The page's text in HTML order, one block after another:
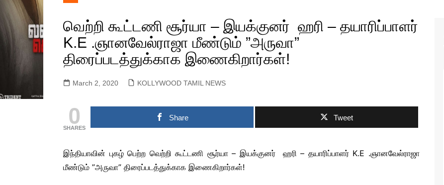
NEWS
KOLLYWOOD ENGLISH
NEWS
SANDALWOOD KANNADA
MOVIE NEWS
TOLLYWOOD TELUGU
NEWS
MOVIE NEWS
TAMILNADU &
Actress Gallery
Events Gallery
Movie Gallery
OFFICIAL MOVIE
TEASERS
OFFICIAL MOVIE TRAILER
OFFICIAL MOTION
வெற்றி கூட்டணி சூர்யா – இயக்குனர் ஹரி – தயாரிப்பாளர்
K.E .ஞானவேல்ராஜா மீண்டும் ”அருவா”
திரைப்படத்துக்காக இணைகிறார்கள்!
March 2, 2020 KOLLYWOOD TAMIL NEWS
0
SHARES
Share Tweet
இந்தியாவின் புகழ் பெற்ற வெற்றி கூட்டணி சூர்யா – இயக்குனர் ஹரி – தயாரிப்பாளர் K.E .ஞானவேல்ராஜா
மீண்டும் ”அருவா” திரைப்படத்துக்காக இணைகிறார்கள்!